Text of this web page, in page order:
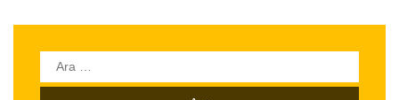
Arama: